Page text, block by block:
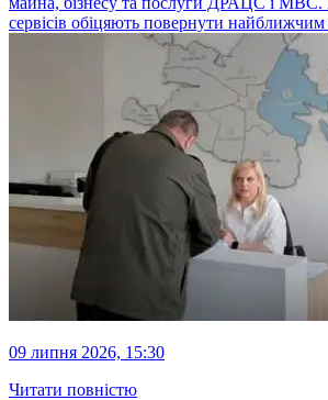
сервісів обіцяють повернути
09 липня 2026, 15:30
Читати повністю